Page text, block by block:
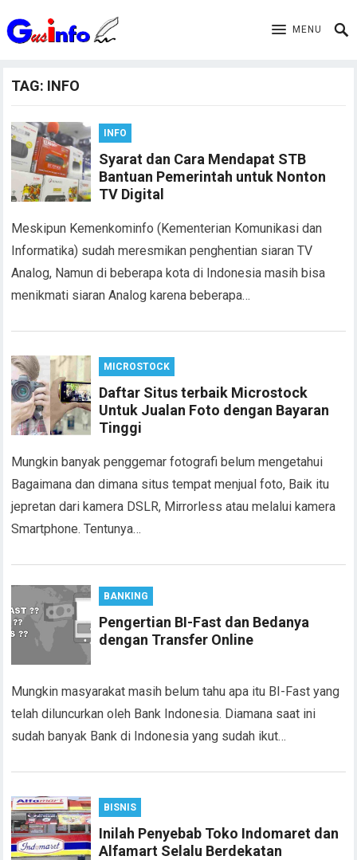
MENU
TAG: INFO
INFO
Syarat dan Cara Mendapat STB
Bantuan Pemerintah untuk Nonton
TV Digital
Meskipun Kemenkominfo (Kementerian Komunikasi dan
Informatika) sudah meresmikan penghentian siaran TV
Analog, Namun di beberapa kota di Indonesia masih bisa
menikmati siaran Analog karena beberapa…
MICROSTOCK
Daftar Situs terbaik Microstock
Untuk Jualan Foto dengan Bayaran
Tinggi
Mungkin banyak penggemar fotografi belum mengetahui
Bagaimana dan dimana situs tempat menjual foto, Baik itu
jepretan dari kamera DSLR, Mirrorless atau melalui kamera
Smartphone. Tentunya…
BANKING
Pengertian BI-Fast dan Bedanya
dengan Transfer Online
Mungkin masyarakat masih belum tahu apa itu BI-Fast yang
telah diluncurkan oleh Bank Indonesia. Diamana saat ini
sudah banyak Bank di Indonesia yang sudah ikut…
BISNIS
Inilah Penyebab Toko Indomaret dan
Alfamart Selalu Berdekatan